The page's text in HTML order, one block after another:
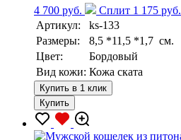
4 700 руб.
Сплит 1 175 руб.
Артикул:
ks-133
Размеры:
8,5 *11,5 *1,7 см.
Цвет:
Бордовый
Вид кожи: Кожа ската
Купить в 1 клик
Купить